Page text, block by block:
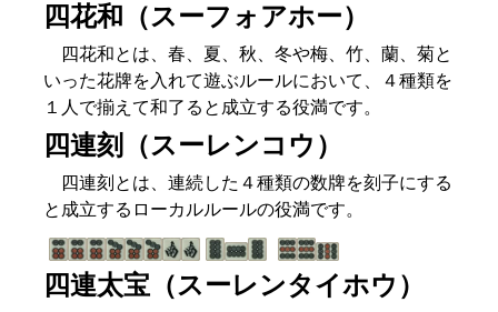
四花和（スーフォアホー）
四花和とは、春、夏、秋、冬や梅、竹、蘭、菊と
いった花牌を入れて遊ぶルールにおいて、４種類を
１人で揃えて和了ると成立する役満です。
四連刻（スーレンコウ）
四連刻とは、連続した４種類の数牌を刻子にする
と成立するローカルルールの役満です。
四連太宝（スーレンタイホウ）